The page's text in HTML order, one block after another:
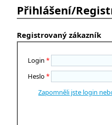
Přihlášení/
Registrovaný zákazník
Login *
Heslo*
Zapomněli jste login